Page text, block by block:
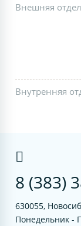
Внешняя
Внутренняя
8 (383)
630055,
Понедельник -